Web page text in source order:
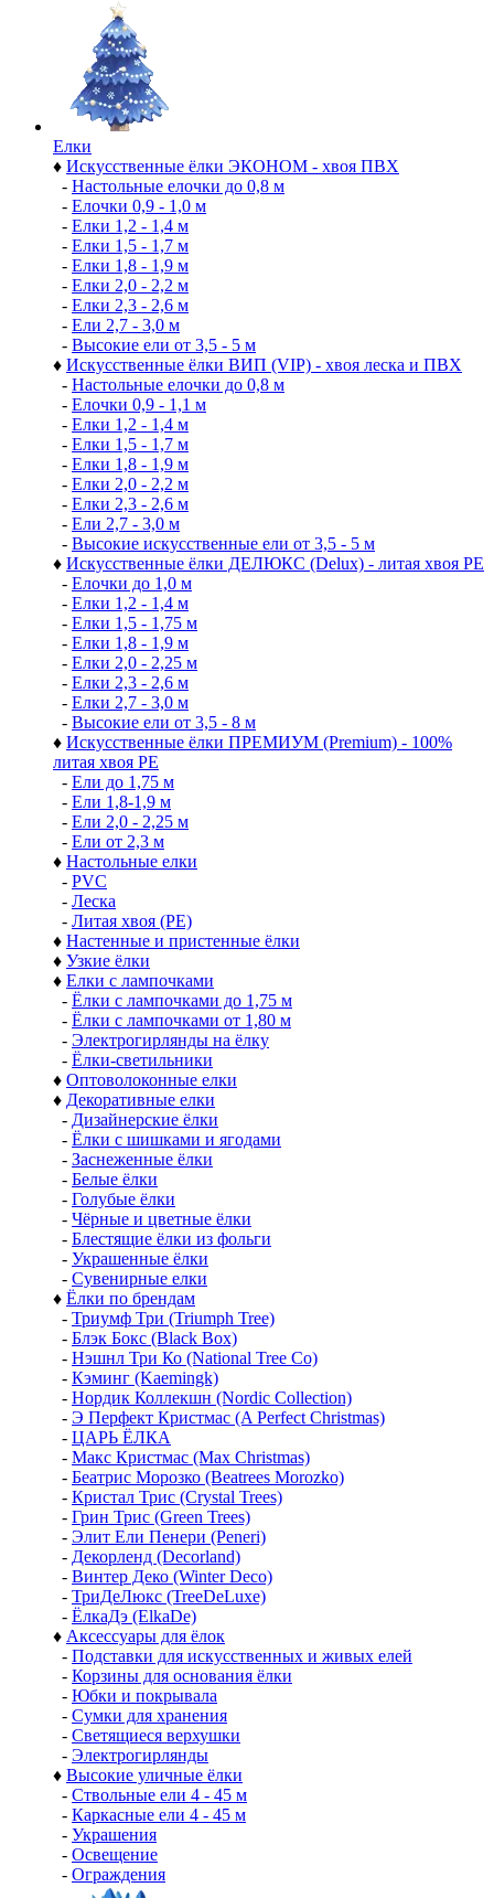
Елки
♦ Искусственные ёлки ЭКОНОМ - хвоя ПВХ
- Настольные елочки до 0,8 м
- Елочки 0,9 - 1,0 м
- Елки 1,2 - 1,4 м
- Елки 1,5 - 1,7 м
- Елки 1,8 - 1,9 м
- Елки 2,0 - 2,2 м
- Елки 2,3 - 2,6 м
- Ели 2,7 - 3,0 м
- Высокие ели от 3,5 - 5 м
♦ Искусственные ёлки ВИП (VIP) - хвоя леска и ПВХ
- Настольные елочки до 0,8 м
- Елочки 0,9 - 1,1 м
- Елки 1,2 - 1,4 м
- Елки 1,5 - 1,7 м
- Елки 1,8 - 1,9 м
- Елки 2,0 - 2,2 м
- Елки 2,3 - 2,6 м
- Ели 2,7 - 3,0 м
- Высокие искусственные ели от 3,5 - 5 м
♦ Искусственные ёлки ДЕЛЮКС (Delux) - литая хвоя РЕ
- Елочки до 1,0 м
- Елки 1,2 - 1,4 м
- Елки 1,5 - 1,75 м
- Елки 1,8 - 1,9 м
- Елки 2,0 - 2,25 м
- Елки 2,3 - 2,6 м
- Елки 2,7 - 3,0 м
- Высокие ели от 3,5 - 8 м
♦ Искусственные ёлки ПРЕМИУМ (Premium) - 100%
литая хвоя РЕ
- Ели до 1,75 м
- Ели 1,8-1,9 м
- Ели 2,0 - 2,25 м
- Ели от 2,3 м
♦ Настольные елки
- PVC
- Леска
- Литая хвоя (РЕ)
♦ Настенные и пристенные ёлки
♦ Узкие ёлки
♦ Елки с лампочками
- Ёлки с лампочками до 1,75 м
- Ёлки с лампочками от 1,80 м
- Электрогирлянды на ёлку
- Ёлки-светильники
♦ Оптоволоконные елки
♦ Декоративные елки
- Дизайнерские ёлки
- Ёлки с шишками и ягодами
- Заснеженные ёлки
- Белые ёлки
- Голубые ёлки
- Чёрные и цветные ёлки
- Блестящие ёлки из фольги
- Украшенные ёлки
- Сувенирные елки
♦ Ёлки по брендам
- Триумф Три (Triumph Tree)
- Блэк Бокс (Black Box)
- Нэшнл Три Ко (National Tree Co)
- Кэминг (Kaemingk)
- Нордик Коллекшн (Nordic Collection)
- Э Перфект Кристмас (A Perfect Christmas)
- ЦАРЬ ЁЛКА
- Макс Кристмас (Max Christmas)
- Беатрис Морозко (Beatrees Morozko)
- Кристал Трис (Crystal Trees)
- Грин Трис (Green Trees)
- Элит Ели Пенери (Peneri)
- Декорленд (Decorland)
- Винтер Деко (Winter Deco)
- ТриДеЛюкс (TreeDeLuxe)
- ЁлкаДэ (ElkaDe)
♦ Аксессуары для ёлок
- Подставки для искусственных и живых елей
- Корзины для основания ёлки
- Юбки и покрывала
- Сумки для хранения
- Светящиеся верхушки
- Электрогирлянды
♦ Высокие уличные ёлки
- Ствольные ели 4 - 45 м
- Каркасные ели 4 - 45 м
- Украшения
- Освещение
- Ограждения